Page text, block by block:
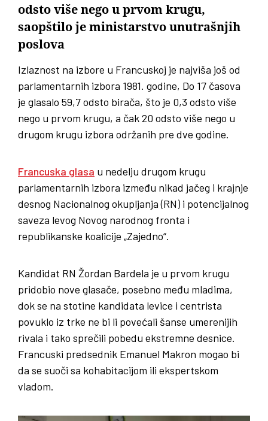
odsto više nego u prvom krugu,
saopštilo je ministarstvo unutrašnjih
poslova
Izlaznost na izbore u Francuskoj je najviša još od
parlamentarnih izbora 1981. godine, Do 17 časova
je glasalo 59,7 odsto birača, što je 0,3 odsto više
nego u prvom krugu, a čak 20 odsto više nego u
drugom krugu izbora održanih pre dve godine.
Francuska glasa u nedelju drugom krugu
parlamentarnih izbora između nikad jačeg i krajnje
desnog Nacionalnog okupljanja (RN) i potencijalnog
saveza levog Novog narodnog fronta i
republikanske koalicije „Zajedno“.
Kandidat RN Žordan Bardela je u prvom krugu
pridobio nove glasače, posebno među mladima,
dok se na stotine kandidata levice i centrista
povuklo iz trke ne bi li povećali šanse umerenijih
rivala i tako sprečili pobedu ekstremne desnice.
Francuski predsednik Emanuel Makron mogao bi
da se suoči sa kohabitacijom ili ekspertskom
vladom.